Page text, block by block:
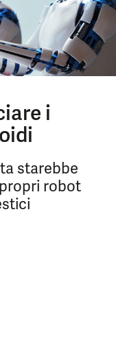
i
starebbe
robot